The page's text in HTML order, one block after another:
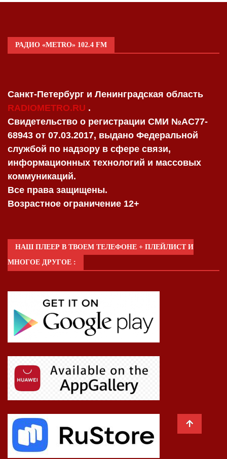
РАДИО «METRO» 102.4 FM
Санкт-Петербург и Ленинградская область
RADIOMETRO.RU .
Свидетельство о регистрации СМИ №AC77-
68943 от 07.03.2017, выдано Федеральной
службой по надзору в сфере связи,
информационных технологий и массовых
коммуникаций.
Все права защищены.
Возрастное ограничение 12+
НАШ ПЛЕЕР В ТВОЕМ ТЕЛЕФОНЕ + ПЛЕЙЛИСТ И
МНОГОЕ ДРУГОЕ :